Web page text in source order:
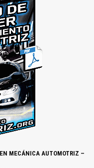
MECÁNICA AUTOMOTRIZ –